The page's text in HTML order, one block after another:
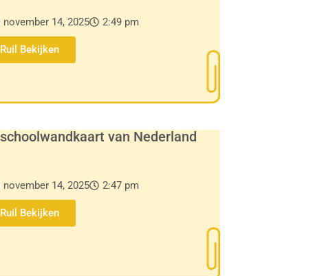
november 14, 2025 2:49 pm
Ruil Bekijken
schoolwandkaart van Nederland
november 14, 2025 2:47 pm
Ruil Bekijken